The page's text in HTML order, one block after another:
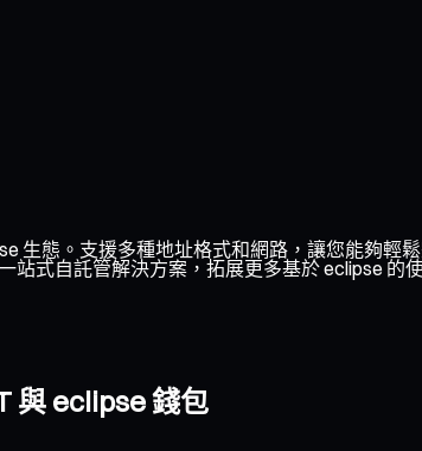
生態。支援多種地址格式和網路，讓您能夠輕
式自託管解決方案，拓展更多基於 eclipse 的
與 eclipse 錢包